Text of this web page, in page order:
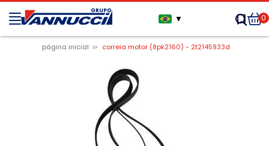
▼ 0
página inicial correia motor (8pk2160) - 2t2145933d